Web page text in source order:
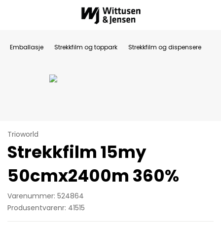
Emballasje Strekkfilm og toppark Strekkfilm og dispensere
Trioworld
Strekkfilm 15my
50cmx2400m 360%
Varenummer: 524864
Produsentvarenr: 41515